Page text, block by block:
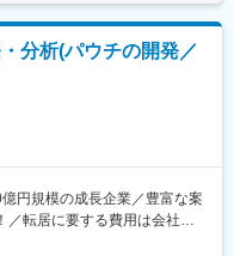
駐しているため、将来のキャ
用頂けます。
を据えて研究開発を行うこと
き、要求を満たせる材料の
品の分析を行いながらより
分析(パウチの開発／
円規模の成長企業／豊富な案
／転居に要する費用は会社全